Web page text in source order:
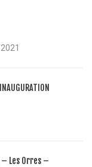
Les Orres –